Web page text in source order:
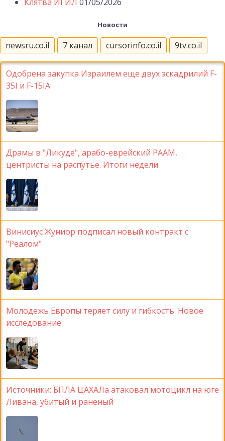
Новости
newsru.co.il 7 канал cursorinfo.co.il 9tv.co.il
Одобрена закупка Израилем еще двух эскадрилий F-
35I и F-15IA
Драмы в "Ликуде", арабо-еврейский РААМ,
центристы на распутье. Итоги недели
Винисиус Жуниор подписал новый контракт с
"Реалом"
Молодежь Европы теряет силу и гибкость. Новое
исследование
Источники: БПЛА ЦАХАЛа атаковал мотоцикл на юге
Ливана, убитый и раненый